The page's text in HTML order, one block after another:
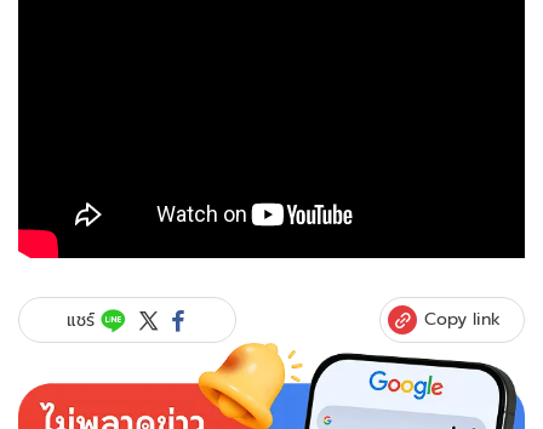
แชร์ Copy link